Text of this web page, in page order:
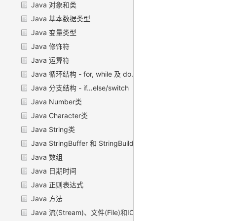
Java 对象和类
Java 基本数据类型
Java 变量类型
Java 修饰符
Java 运算符
Java 循环结构 - for, while 及 do…while
Java 分支结构 - if…else/switch
Java Number类
Java Character类
Java String类
Java StringBuffer 和 StringBuilder 类
Java 数组
Java 日期时间
Java 正则表达式
Java 方法
Java 流(Stream)、文件(File)和IO